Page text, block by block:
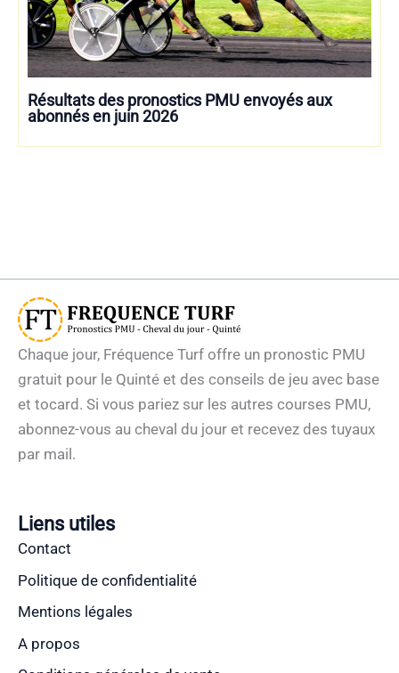
Résultats des pronostics PMU envoyés aux
abonnés en juin 2026
Chaque jour, Fréquence Turf offre un pronostic PMU
gratuit pour le Quinté et des conseils de jeu avec base
et tocard. Si vous pariez sur les autres courses PMU,
abonnez-vous au cheval du jour et recevez des tuyaux
par mail.
Liens utiles
Contact
Politique de confidentialité
Mentions légales
A propos